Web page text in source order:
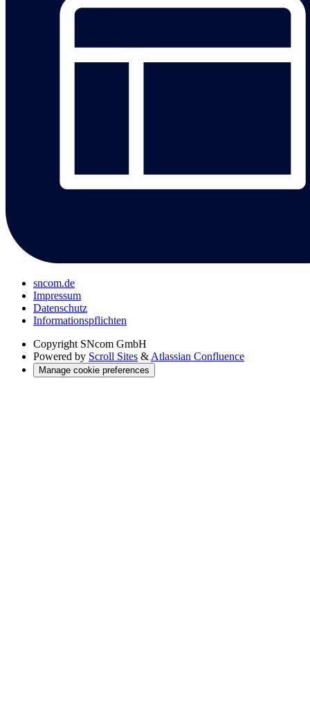
sncom.de
Impressum
Datenschutz
Informations­pflichten
Copyright SNcom GmbH
Powered by Scroll Sites & Atlassian Confluence
Manage cookie preferences